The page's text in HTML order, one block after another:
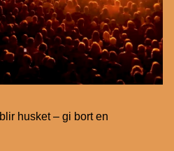
husket – gi bort en